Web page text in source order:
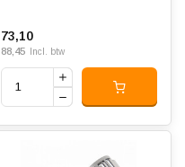
73,10
88,45 Incl. btw